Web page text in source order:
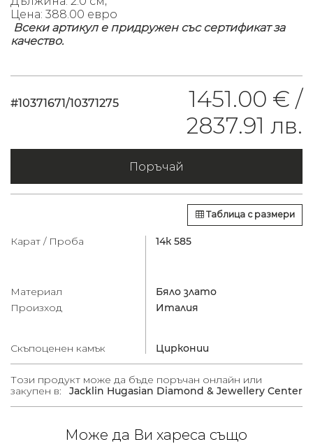
Цена: 388.00 евро
Всеки артикул е придружен със сертификат за
качество.
#10371671/10371275
1451.00 € /
2837.91 лв.
Поръчай
Таблица с размери
Карат / Проба 14к 585
Материал
Бяло злато
Произход
Италия
Скъпоценен камък Цирконии
Този продукт може да бъде поръчан онлайн или
закупен в:
Jacklin Hugasian Diamond & Jewellery Center
Може да Ви хареса също